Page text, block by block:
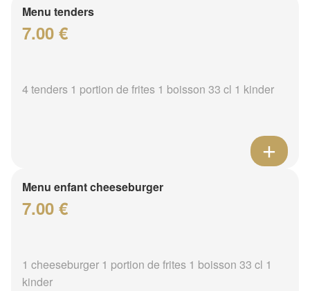
Menu tenders
7.00 €
4 tenders 1 portion de frites 1 boisson 33 cl 1 kinder
Menu enfant cheeseburger
7.00 €
1 cheeseburger 1 portion de frites 1 boisson 33 cl 1
kinder